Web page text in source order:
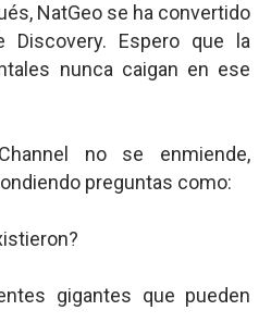
NatGeo se ha convertido
Espero que la
nunca caigan en ese
no se enmiende,
preguntas como:
gigantes que pueden